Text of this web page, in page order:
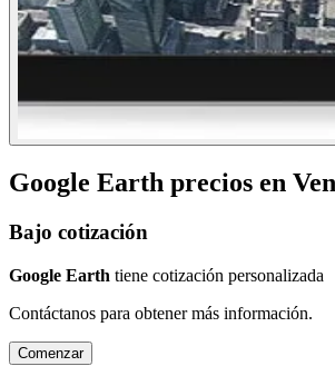
Google Earth precios en
Bajo cotización
Google Earth tiene cotización personalizada
Contáctanos para obtener más información.
Comenzar